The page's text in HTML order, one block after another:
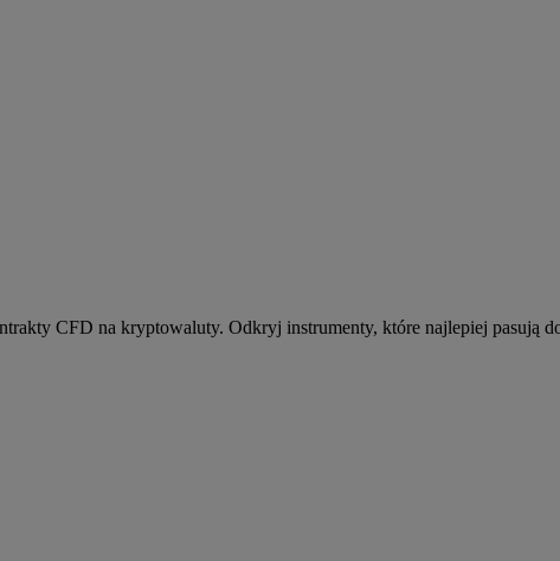
CFD na kryptowaluty. Odkryj instrumenty, które najlepiej pasują